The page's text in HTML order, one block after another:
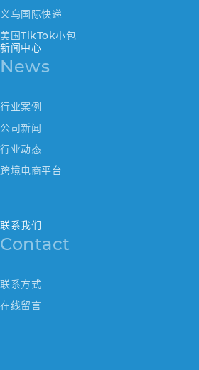
义乌国际快递
美国TikTok小包
新闻中心
News
行业案例
公司新闻
行业动态
跨境电商平台
联系我们
Contact
联系方式
在线留言